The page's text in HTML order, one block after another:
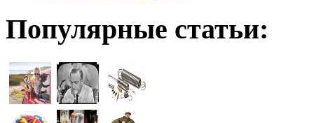
Популярные статьи: